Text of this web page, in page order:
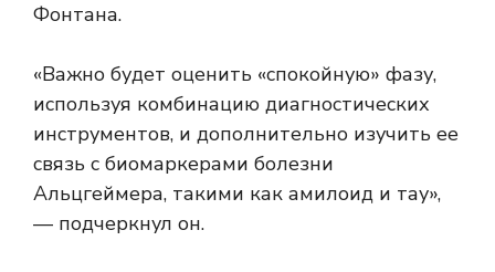
Фонтана.
«Важно будет оценить «спокойную» фазу,
используя комбинацию диагностических
инструментов, и дополнительно изучить ее
связь с биомаркерами болезни
Альцгеймера, такими как амилоид и тау»,
— подчеркнул он.